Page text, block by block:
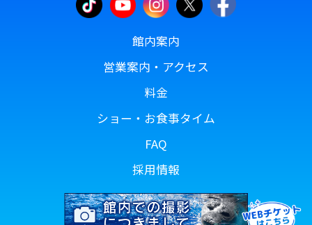
館内案内
営業案内・アクセス
料金
ショー・お食事タイム
FAQ
採用情報